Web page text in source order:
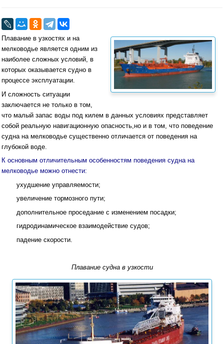
Плавание в узкостях и на
мелководье является одним из
наиболее сложных условий, в
которых оказывается судно в
процессе эксплуатации.
И сложность ситуации
заключается не только в том,
что малый запас воды под килем в данных условиях представляет
собой реальную навигационную опасность,но и в том, что поведение
судна на мелководье существенно отличается от поведения на
глубокой воде.
К основным отличительным особенностям поведения судна на
мелководье можно отнести:
ухудшение управляемости;
увеличение тормозного пути;
дополнительное проседание с изменением посадки;
гидродинамическое взаимодействие судов;
падение скорости.
Плавание судна в узкости